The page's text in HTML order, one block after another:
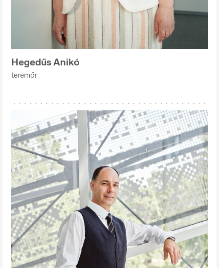
Hegedűs Anikó
teremőr